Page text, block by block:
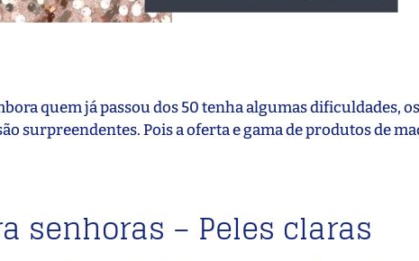
quem já passou dos 50 tenha algumas dificuldades,
surpreendentes. Pois a oferta e gama de produtos de
senhoras – Peles claras